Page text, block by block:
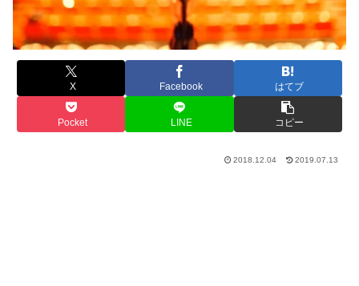
X Facebook はてブ
Pocket LINE コピー
2018.12.04 2019.07.13